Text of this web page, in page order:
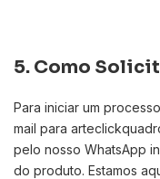
5. Como
Para iniciar um
mail para
pelo nosso WhatsApp
do produto. Estamos